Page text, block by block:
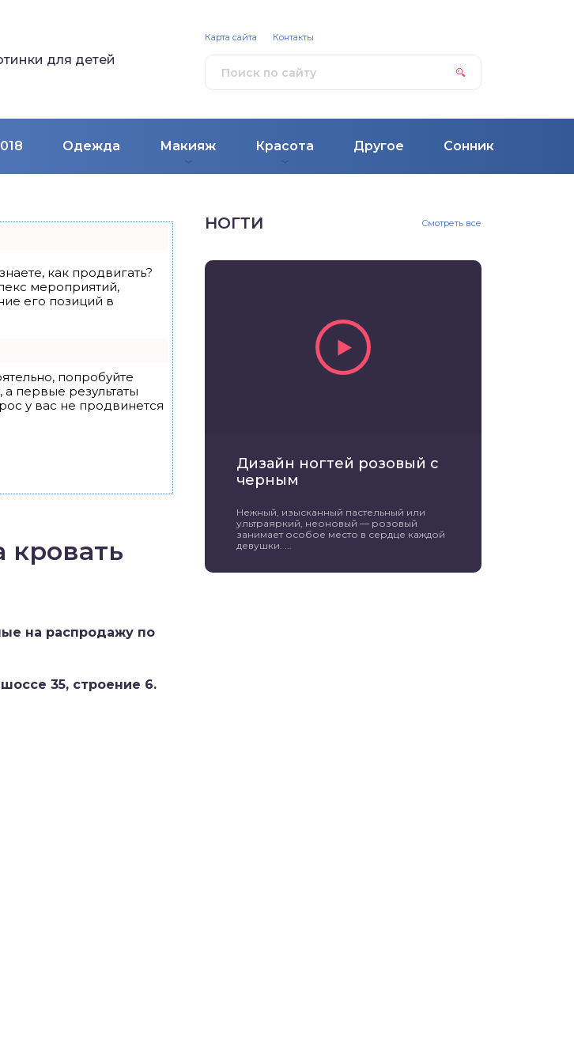
для детей
Одежда Макияж Красота Другое Сонник
Карта сайта Контакты
как продвигать?
мероприятий,
его позиций в
попробуйте
первые результаты
у вас не продвинется
кровать
на распродажу по
35, строение 6.
НОГТИ Смотреть все
Дизайн ногтей розовый с
черным
Нежный, изысканный пастельный или
ультраяркий, неоновый — розовый
занимает особое место в сердце каждой
девушки. ...